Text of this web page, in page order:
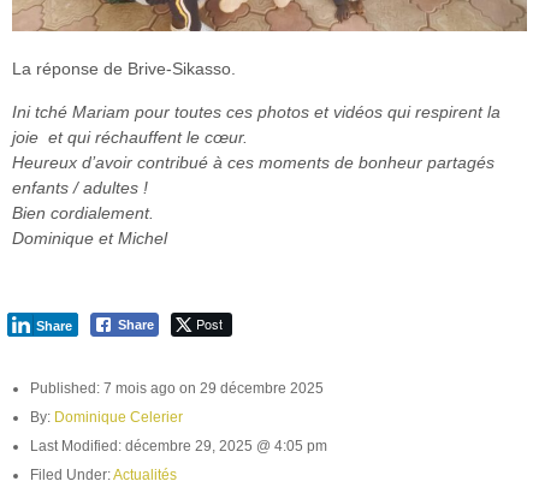
La réponse de Brive-Sikasso.
Ini tché Mariam pour toutes ces photos et vidéos qui respirent la
joie et qui réchauffent le cœur.
Heureux d’avoir contribué à ces moments de bonheur partagés
enfants / adultes !
Bien cordialement.
Dominique et Michel
Share Post
Share
Published: 7 mois ago on 29 décembre 2025
By: Dominique Celerier
Last Modified: décembre 29, 2025 @ 4:05 pm
Filed Under:Actualités